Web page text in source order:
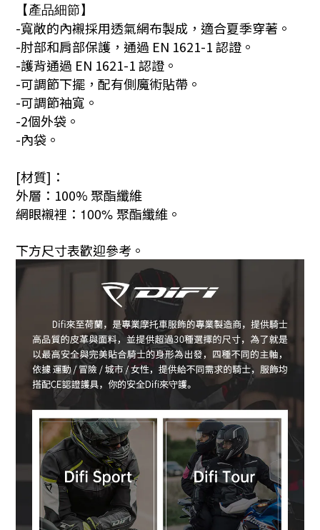
【產品細節】
-寬敞的內襯採用透氣網布製成，適合夏季穿著。
-肘部和肩部保護，通過 EN 1621-1 認證 。
-護背通過 EN 1621-1 認證 。
-可調節下擺，配有側魔術貼帶。
-可調節袖寬。
-2個外袋。
-內袋。
[材質]：
外層：100% 聚酯纖維
網眼襯裡： 100%聚酯纖維。
下方尺寸表歡迎參考。